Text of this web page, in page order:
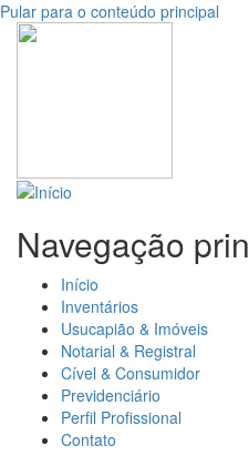
Pular para o conteúdo principal
Navegação
Início
Inventários
Usucapião & Imóveis
Notarial & Registral
Cível & Consumidor
Previdenciário
Perfil Profissional
Contato